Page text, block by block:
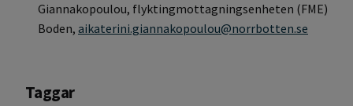
Giannakopoulou, flyktingmottagningsenheten (FME)
Boden, aikaterini.giannakopoulou@norrbotten.se
Taggar